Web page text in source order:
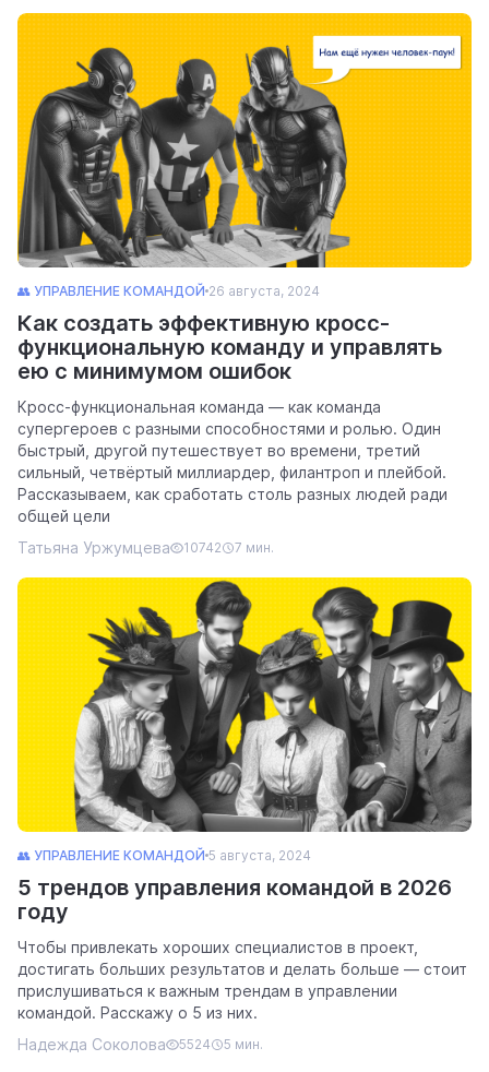
👥 УПРАВЛЕНИЕ КОМАНДОЙ 26 августа, 2024
Как создать эффективную кросс-
функциональную команду и управлять
ею с минимумом ошибок
Кросс-функциональная команда — как команда
супергероев с разными способностями и ролью. Один
быстрый, другой путешествует во времени, третий
сильный, четвёртый миллиардер, филантроп и плейбой.
Рассказываем, как сработать столь разных людей ради
общей цели
Татьяна Уржумцева
10742 7 мин.
👥 УПРАВЛЕНИЕ КОМАНДОЙ 5 августа, 2024
5 трендов управления командой в 2026
году
Чтобы привлекать хороших специалистов в проект,
достигать больших результатов и делать больше — стоит
прислушиваться к важным трендам в управлении
командой. Расскажу о 5 из них.
Надежда Соколова
5524 5 мин.